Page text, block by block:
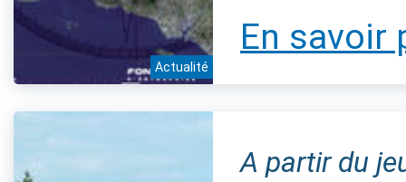
Actualité
En savoir
A partir du